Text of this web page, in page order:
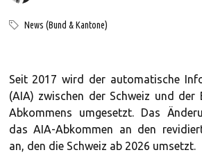
News (Bund & Kantone)
Seit 2017 wird der automatische
(AIA) zwischen der Schweiz und der
Abkommens umgesetzt. Das
das AIA-Abkommen an den
an, den die Schweiz ab 2026 umsetzt.